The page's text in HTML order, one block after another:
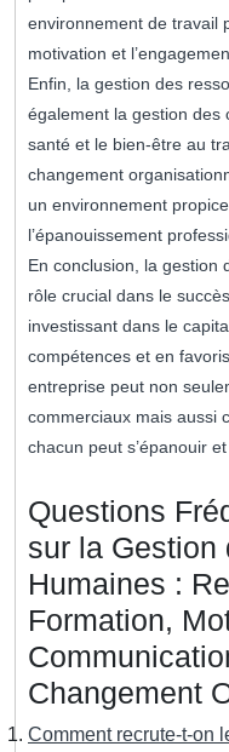
environnement de travail
motivation et
Enfin, la gestion des
également la gestion des
santé et le bien-être au
changement
un environnement
l’épanouissement
En conclusion, la gestion
rôle crucial dans le
investissant dans le
compétences et en
entreprise peut non
commerciaux mais aussi
chacun peut s’épanouir
Questions
sur la Gestion
Humaines :
Formation,
Changement
Comment recrute-t-on